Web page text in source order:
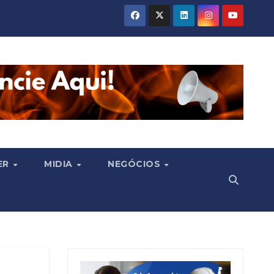
MIDIA NEGÓCIOS